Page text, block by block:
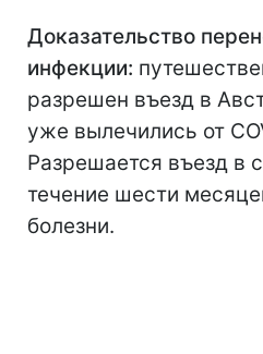
Доказательство
инфекции:
разрешен въезд в
уже вылечились от
Разрешается въезд в
течение шести
болезни.